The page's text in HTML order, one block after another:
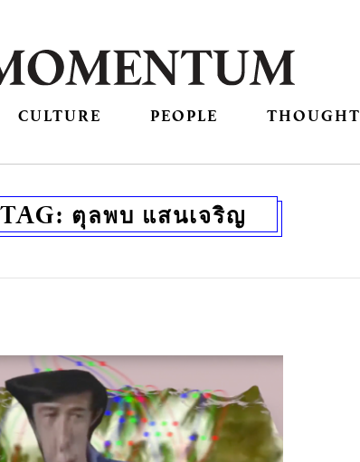
CULTURE PEOPLE THOUGHT
TAG: ตุลพบ แสนเจริญ